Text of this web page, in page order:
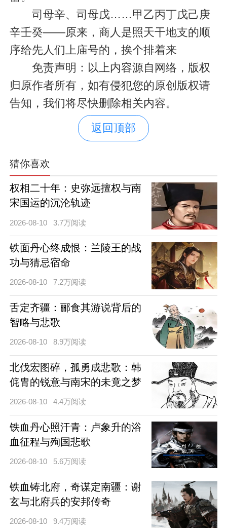
司母辛、司母戊……甲乙丙丁戊己庚
辛壬癸——原来，商人是照天干地支的顺
序给先人们上庙号的，挨个排着来
免责声明：以上内容源自网络，版权
归原作者所有，如有侵犯您的原创版权请
告知，我们将尽快删除相关内容。
返回顶部
猜你喜欢
权相二十年：史弥远擅权与南
宋国运的沉沦轨迹
2026-08-10 3.7万阅读
铁面丹心终成恨：兰陵王的战
功与猜忌宿命
2026-08-10 7.2万阅读
舌定齐疆：郦食其游说背后的
智略与悲歌
2026-08-10 8.9万阅读
北伐宏图碎，孤勇成悲歌：韩
侂胄的锐意与南宋的未竟之梦
2026-08-10 4.4万阅读
铁血丹心照汗青：卢象升的浴
血征程与殉国悲歌
2026-08-10 5.6万阅读
铁血铸北府，奇谋定南疆：谢
玄与北府兵的安邦传奇
2026-08-10 9.4万阅读